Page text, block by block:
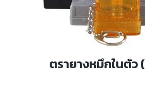
ตรายางหมึกในตัว